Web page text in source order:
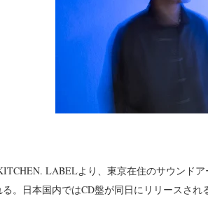
LABELより、東京在住のサウンド
。日本国内ではCD盤が同日にリリースされ